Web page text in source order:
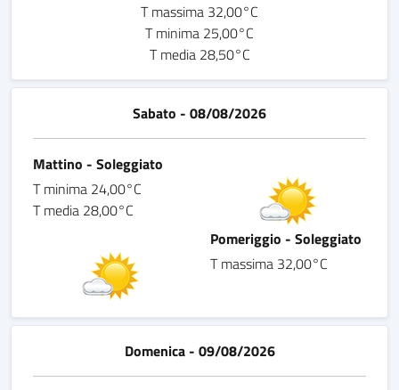
T massima 32,00°C
T minima 25,00°C
T media 28,50°C
Sabato - 08/08/2026
Mattino - Soleggiato
T minima 24,00°C
T media 28,00°C
Pomeriggio - Soleggiato
T massima 32,00°C
Domenica - 09/08/2026